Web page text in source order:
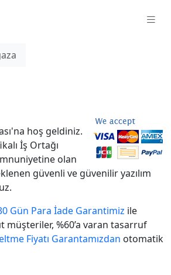
hoş geldiniz.
İş Ortağı
olan
güvenli ve güvenilir yazılım
Gün Para İade Garantimiz ile
müşteriler, %60’a varan tasarruf
Fiyatı Garantamızdan otomatik